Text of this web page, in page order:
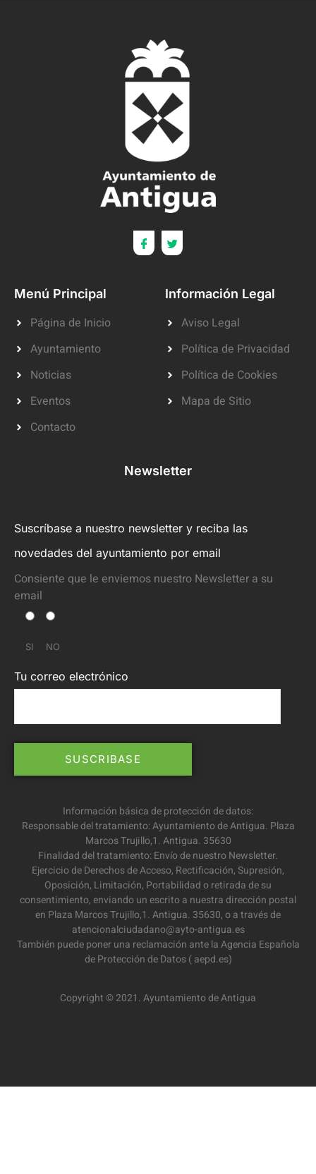
Menú Principal
Página de Inicio
Ayuntamiento
Noticias
Eventos
Contacto
Información Legal
Aviso Legal
Política de Privacidad
Política de Cookies
Mapa de Sitio
Newsletter
Suscríbase a nuestro newsletter y reciba las
novedades del ayuntamiento por email
Consiente que le enviemos nuestro Newsletter a su
email
SI NO
Tu correo electrónico
Información básica de protección de datos:
Responsable del tratamiento: Ayuntamiento de Antigua. Plaza
Marcos Trujillo,1. Antigua. 35630
Finalidad del tratamiento: Envío de nuestro Newsletter.
Ejercicio de Derechos de Acceso, Rectificación, Supresión,
Oposición, Limitación, Portabilidad o retirada de su
consentimiento, enviando un escrito a nuestra dirección postal
en Plaza Marcos Trujillo,1. Antigua. 35630, o a través de
atencionalciudadano@ayto-antigua.es
También puede poner una reclamación ante la Agencia Española
de Protección de Datos ( aepd.es)
Copyright © 2021. Ayuntamiento de Antigua